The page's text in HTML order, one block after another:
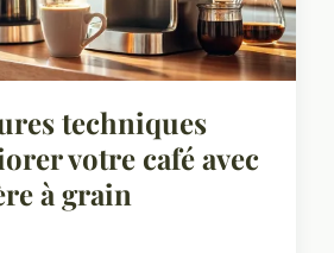
techniques
votre café avec
à grain